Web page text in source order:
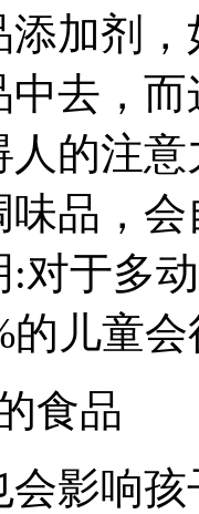
添加剂
中去，
的注
味品，
:对于多
的儿童
食品
响孩